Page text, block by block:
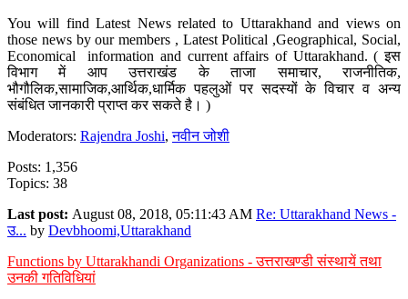
You will find Latest News related to Uttarakhand and views on
those news by our members , Latest Political ,Geographical, Social,
Economical information and current affairs of Uttarakhand. ( इस
विभाग में आप उत्तराखंड के ताजा समाचार, राजनीतिक,
भौगौलिक,सामाजिक,आर्थिक,धार्मिक पहलुओं पर सदस्यों के विचार व अन्य
संबंधित जानकारी प्राप्त कर सकते है। )
Moderators: Rajendra Joshi,नवीन जोशी
Posts: 1,356
Topics: 38
Last post: August 08, 2018, 05:11:43 AM Re: Uttarakhand News -
उ... by Devbhoomi,Uttarakhand
Functions by Uttarakhandi Organizations - उत्तराखण्डी संस्थायें तथा
उनकी गतिविधियां